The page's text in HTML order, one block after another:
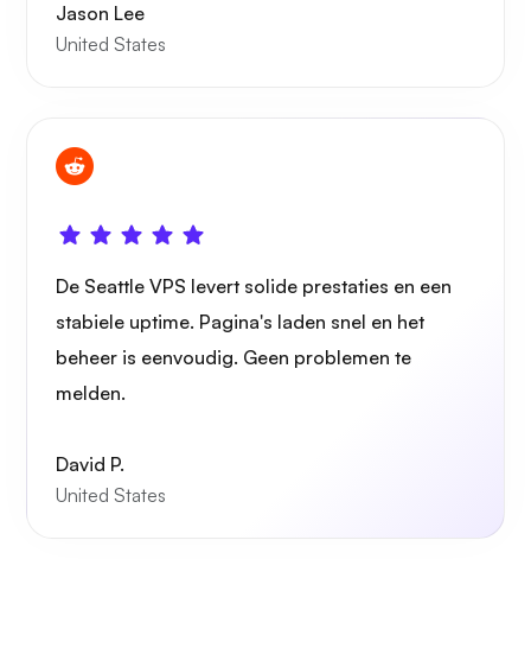
Grafana
Jason Lee
United States
De Seattle VPS levert solide prestaties en een
stabiele uptime. Pagina's laden snel en het
beheer is eenvoudig. Geen problemen te
melden.
David P.
United States